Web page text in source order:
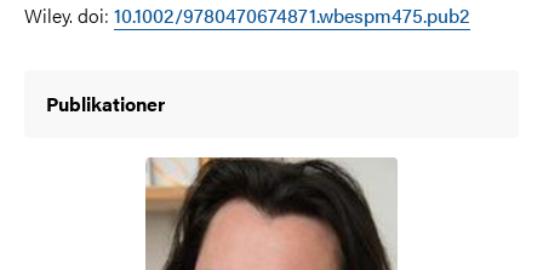
Wiley. doi: 10.1002/9780470674871.wbespm475.pub2
Publikationer